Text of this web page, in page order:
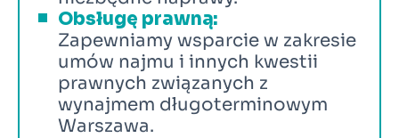
Obsługę prawną:
Zapewniamy wsparcie w zakresie
umów najmu i innych kwestii
prawnych związanych z
wynajmem długoterminowym
Warszawa.